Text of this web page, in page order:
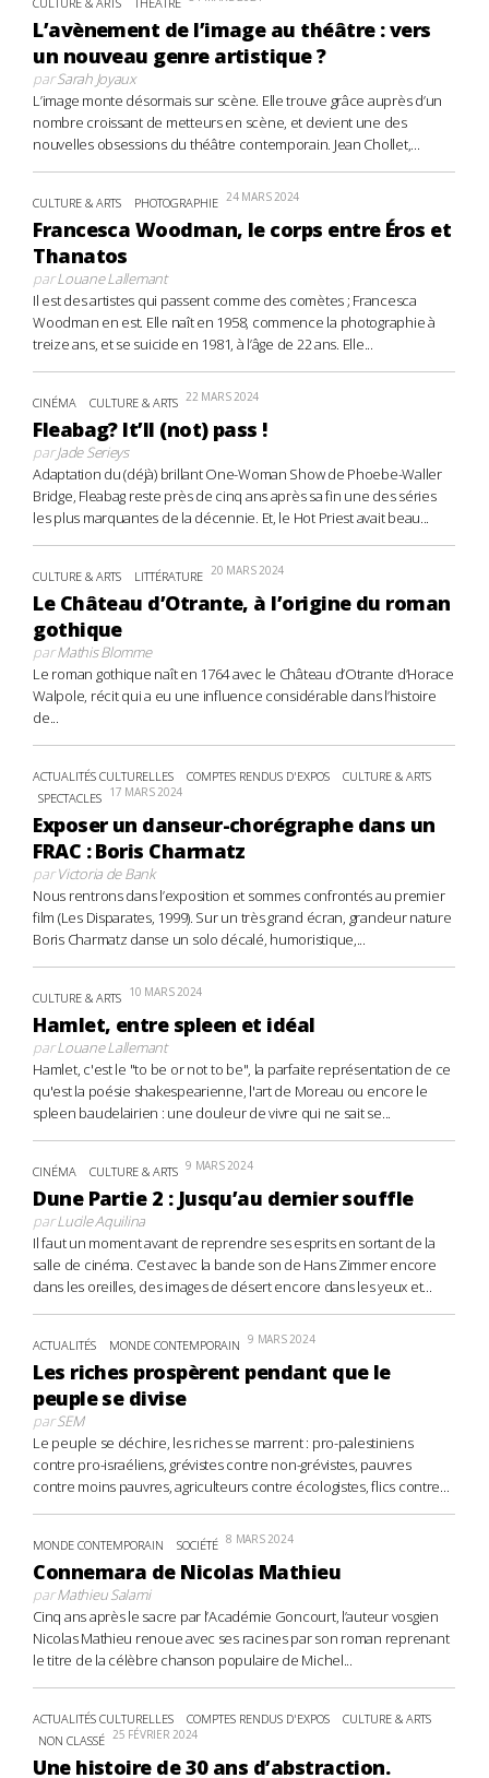
L’avènement de l’image au théâtre : vers
un nouveau genre artistique ?
parSarah Joyaux
L’image monte désormais sur scène. Elle trouve grâce auprès d’un
nombre croissant de metteurs en scène, et devient une des
nouvelles obsessions du théâtre contemporain. Jean Chollet,...
CULTURE & ARTS PHOTOGRAPHIE 24 MARS 2024
Francesca Woodman, le corps entre Éros et
Thanatos
parLouane Lallemant
Il est des artistes qui passent comme des comètes ; Francesca
Woodman en est. Elle naît en 1958, commence la photographie à
treize ans, et se suicide en 1981, à l’âge de 22 ans. Elle...
CINÉMA CULTURE & ARTS 22 MARS 2024
Fleabag? It’ll (not) pass !
parJade Serieys
Adaptation du (déjà) brillant One-Woman Show de Phoebe-Waller
Bridge, Fleabag reste près de cinq ans après sa fin une des séries
les plus marquantes de la décennie. Et, le Hot Priest avait beau...
CULTURE & ARTS LITTÉRATURE 20 MARS 2024
Le Château d’Otrante, à l’origine du roman
gothique
parMathis Blomme
Le roman gothique naît en 1764 avec le Château d’Otrante d’Horace
Walpole, récit qui a eu une influence considérable dans l’histoire
de...
ACTUALITÉS CULTURELLES COMPTES RENDUS D'EXPOS
CULTURE & ARTS
SPECTACLES 17 MARS 2024
Exposer un danseur-chorégraphe dans un
FRAC : Boris Charmatz
parVictoria de Bank
Nous rentrons dans l’exposition et sommes confrontés au premier
film (Les Disparates, 1999). Sur un très grand écran, grandeur nature
Boris Charmatz danse un solo décalé, humoristique,...
CULTURE & ARTS 10 MARS 2024
Hamlet, entre spleen et idéal
parLouane Lallemant
Hamlet, c'est le "to be or not to be", la parfaite représentation de ce
qu'est la poésie shakespearienne, l'art de Moreau ou encore le
spleen baudelairien : une douleur de vivre qui ne sait se...
CINÉMA CULTURE & ARTS 9 MARS 2024
Dune Partie 2 : Jusqu’au dernier souffle
parLucile Aquilina
Il faut un moment avant de reprendre ses esprits en sortant de la
salle de cinéma. C’est avec la bande son de Hans Zimmer encore
dans les oreilles, des images de désert encore dans les yeux et...
ACTUALITÉS MONDE CONTEMPORAIN 9 MARS 2024
Les riches prospèrent pendant que le
peuple se divise
parSEM
Le peuple se déchire, les riches se marrent : pro-palestiniens
contre pro-israéliens, grévistes contre non-grévistes, pauvres
contre moins pauvres, agriculteurs contre écologistes, flics contre...
MONDE CONTEMPORAIN SOCIÉTÉ 8 MARS 2024
Connemara de Nicolas Mathieu
parMathieu Salami
Cinq ans après le sacre par l’Académie Goncourt, l’auteur vosgien
Nicolas Mathieu renoue avec ses racines par son roman reprenant
le titre de la célèbre chanson populaire de Michel...
ACTUALITÉS CULTURELLES COMPTES RENDUS D'EXPOS
CULTURE & ARTS
NON CLASSÉ 25 FÉVRIER 2024
Une histoire de 30 ans d’abstraction.